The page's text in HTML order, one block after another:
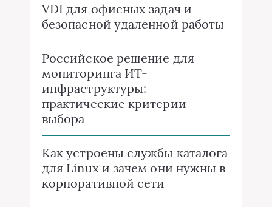
VDI для офисных задач и
безопасной удаленной работы
Российское решение для
мониторинга ИТ-
инфраструктуры:
практические критерии
выбора
Как устроены службы каталога
для Linux и зачем они нужны в
корпоративной сети